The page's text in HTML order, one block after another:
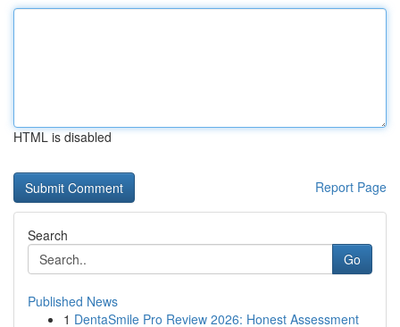
HTML is disabled
Report Page
Search
Go
Published News
1 DentaSmile Pro Review 2026: Honest Assessment